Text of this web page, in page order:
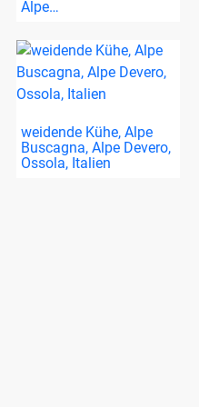
Alpe…
weidende Kühe, Alpe
Buscagna, Alpe Devero,
Ossola, Italien